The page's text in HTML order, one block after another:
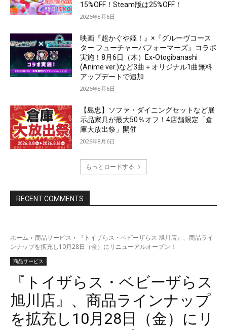
15%OFF！Steam版は25%OFF！
2026年8月6日
映画『超かぐや姫！』×『グルーヴコース
ター フューチャーパフォーマーズ』コラボ
実施！8月6日（木）Ex-Otogibanashi
(Anime ver.)など3曲＋オリジナル1曲無料
アップデートで追加
2026年8月6日
【島忠】ソファ・ダイニングセットなど展
示品家具が最大50％オフ！4店舗限定「倉
庫大放出祭」開催
2026年8月6日
もっとロードする
RECENT COMMENTS